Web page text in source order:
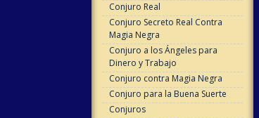
Conjuro Real
Conjuro Secreto Real Contra
Magia Negra
Conjuro a los Ángeles para
Dinero y Trabajo
Conjuro contra Magia Negra
Conjuro para la Buena Suerte
Conjuros